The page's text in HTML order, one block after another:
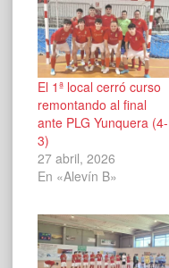
El 1ª local cerró curso
remontando al final
ante PLG Yunquera (4-
3)
27 abril, 2026
En «Alevín B»